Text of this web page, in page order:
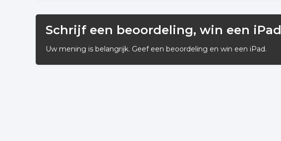
Schrijf een beoordeling, win een iPad
Uw mening is belangrijk. Geef een beoordeling en win een iPad.